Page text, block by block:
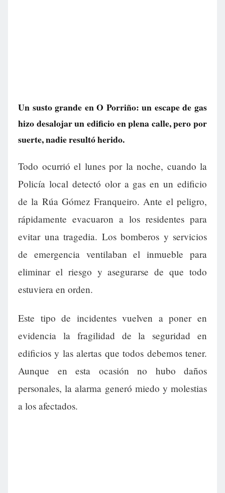
Un susto grande en O Porriño: un escape de gas
hizo desalojar un edificio en plena calle, pero por
suerte, nadie resultó herido.
Todo ocurrió el lunes por la noche, cuando la
Policía local detectó olor a gas en un edificio
de la Rúa Gómez Franqueiro. Ante el peligro,
rápidamente evacuaron a los residentes para
evitar una tragedia. Los bomberos y servicios
de emergencia ventilaban el inmueble para
eliminar el riesgo y asegurarse de que todo
estuviera en orden.
Este tipo de incidentes vuelven a poner en
evidencia la fragilidad de la seguridad en
edificios y las alertas que todos debemos tener.
Aunque en esta ocasión no hubo daños
personales, la alarma generó miedo y molestias
a los afectados.